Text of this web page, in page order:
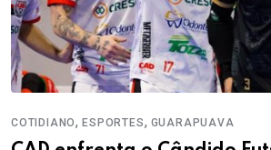
COTIDIANO,ESPORTES, GUARAPUAVA